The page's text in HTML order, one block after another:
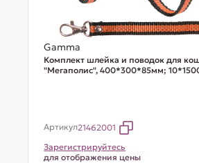
Gamma
Комплект шлейка и поводок для
"Мегаполис", 400*300*85мм;
Артикул21462001
Зарегистрируйтесь
для отображения цены